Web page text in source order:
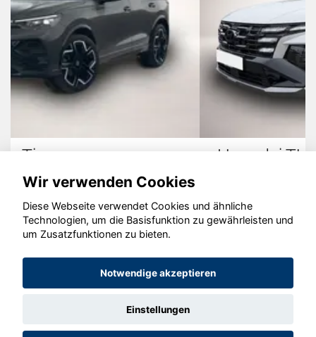
Hyundai TUCSON
© konjunkturmotor.de GmbH 2020 - 2026
Wir verwenden Cookies
Diese Webseite verwendet Cookies und ähnliche
Technologien, um die Basisfunktion zu gewährleisten und
um Zusatzfunktionen zu bieten.
Notwendige akzeptieren
Einstellungen